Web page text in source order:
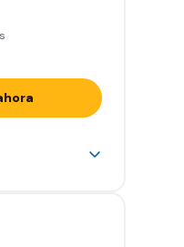
de 2.000
en los sillones